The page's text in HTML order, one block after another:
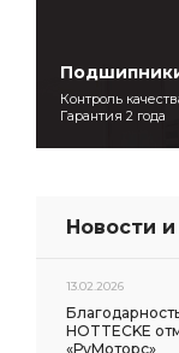
Контроль
Гарантия 2 года
Новости
13.02.2026
HOTTECKE
«РуМоторс»